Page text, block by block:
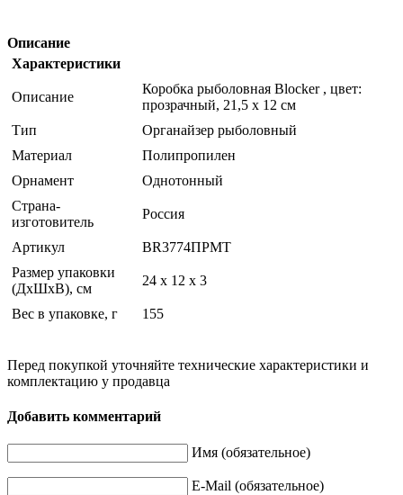
Описание
Характеристики
Описание
Коробка рыболовная Blocker , цвет:
прозрачный, 21,5 x 12 см
Тип
Органайзер рыболовный
Материал
Полипропилен
Орнамент
Однотонный
Страна-
изготовитель
Россия
Артикул
BR3774ПРМТ
Размер упаковки
(ДхШхВ), см
24 x 12 x 3
Вес в упаковке, г 155
Перед покупкой уточняйте технические характеристики и
комплектацию у продавца
Добавить комментарий
Имя (обязательное)
E-Mail (обязательное)